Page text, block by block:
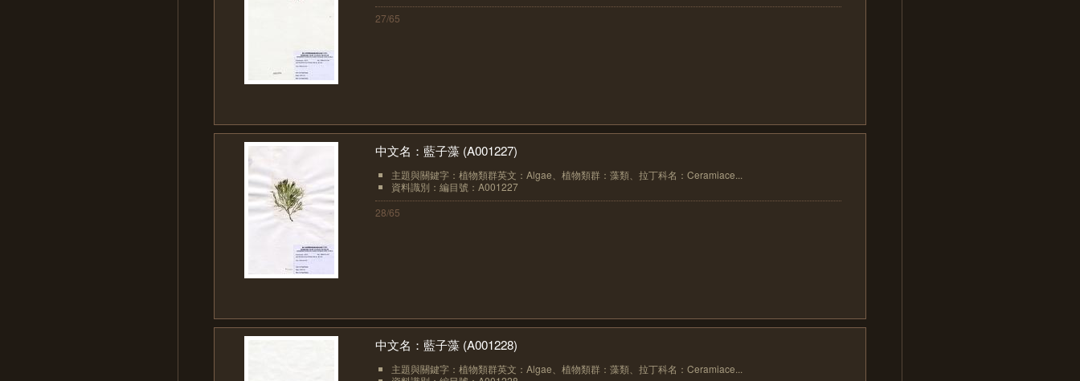
27/65
中文名：藍子藻 (A001227)
主題與關鍵字：植物類群英文：Algae、植物類群：藻類、拉丁科名：Ceramiace...
資料識別：編目號：A001227
28/65
中文名：藍子藻 (A001228)
主題與關鍵字：植物類群英文：Algae、植物類群：藻類、拉丁科名：Ceramiace...